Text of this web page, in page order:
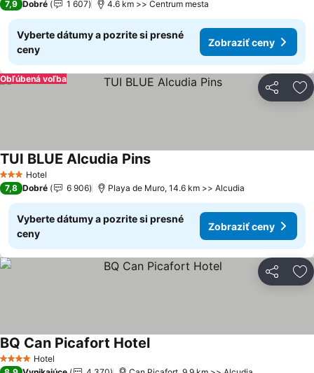
7,9 Dobré 1 607 4.6 km >> Centrum mesta
Vyberte dátumy a pozrite si presné
ceny
Zobraziť ceny
Zdieľať
Obľúbená voľba
3 Počet hviezdičiek
Hotel
TUI BLUE Alcudia PinsZobraziť ceny
7,8 Dobré 6 906 Playa de Muro, 14.6 km >> Alcudia
Vyberte dátumy a pozrite si presné
ceny
Zobraziť ceny
Zdieľať
4 Počet hviezdičiek
Hotel
BQ Can Picafort HotelZobraziť ceny